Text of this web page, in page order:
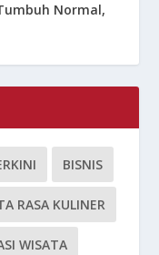
Normal,
BISNIS
RASA KULINER
WISATA